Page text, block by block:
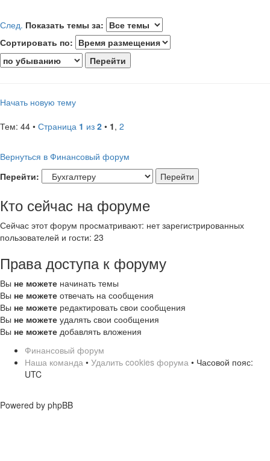
След. Показать темы за:
Сортировать по:
Начать новую тему
Тем: 44 • Страница 1 из 2 • 1, 2
Вернуться в Финансовый форум
Перейти:
Кто сейчас на форуме
Сейчас этот форум просматривают: нет зарегистрированных
пользователей и гости: 23
Права доступа к форуму
Вы не можете начинать темы
Вы не можете отвечать на сообщения
Вы не можете редактировать свои сообщения
Вы не можете удалять свои сообщения
Вы не можете добавлять вложения
Финансовый форум
Наша команда • Удалить cookies форума • Часовой пояс:
UTC
Powered by phpBB